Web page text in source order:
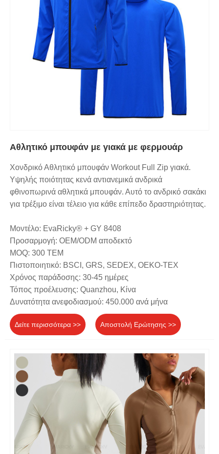
Αθλητικό μπουφάν με γιακά με φερμουάρ
Χονδρικό Αθλητικό μπουφάν Workout Full Zip γιακά.
Υψηλής ποιότητας κενά αντιανεμικά ανδρικά
φθινοπωρινά αθλητικά μπουφάν. Αυτό το ανδρικό σακάκι
για τρέξιμο είναι τέλειο για κάθε επίπεδο δραστηριότητας.
Μοντέλο: EvaRicky® + GY 8408
Προσαρμογή: OEM/ODM αποδεκτό
MOQ: 300 ΤΕΜ
Πιστοποιητικό: BSCI, GRS, SEDEX, OEKO-TEX
Χρόνος παράδοσης: 30-45 ημέρες
Τόπος προέλευσης: Quanzhou, Κίνα
Δυνατότητα ανεφοδιασμού: 450.000 ανά μήνα
Δείτε περισσότερα >> Αποστολή Ερώτησης >>